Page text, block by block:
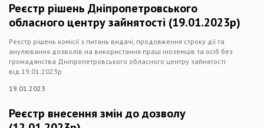
Реєстр рішень Дніпропетровського
обласного центру зайнятості (19.01.2023р)
Реєстр рішень комісії з питань видачі, продовження строку дії та
анулювання дозволів на використання праці іноземців та осіб без
громадянства Дніпропетровського обласного центру зайнятості
від 19.01.2023р
19.01.2023
Реєстр внесення змін до дозволу